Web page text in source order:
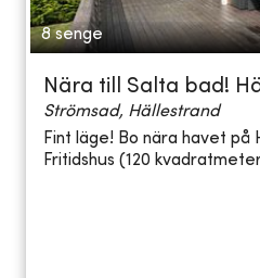
8 senge
Nära till Salta bad!
Strömsad, Hällestrand
Fint läge! Bo nära havet på
Fritidshus (120